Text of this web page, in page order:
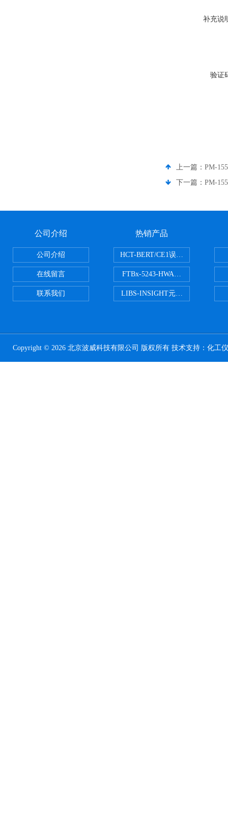
补充说
验证
上一篇： PM-
下一篇： PM-
公司介绍
公司介绍
在线留言
联系我们
热销产品
HCT-BERT/CE1误码测试仪
FTBx-5243-HWA光谱分析仪
LIBS-INSIGHT元素光谱分析仪
Copyright © 2026 北京波威科技有限公司 版权所有 技术支持： 化工